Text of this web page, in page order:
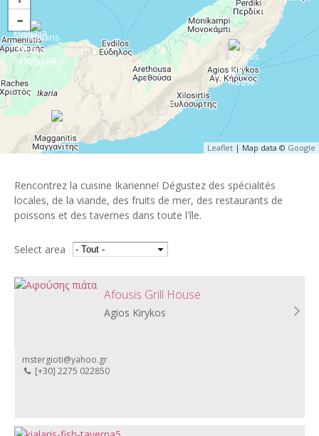
-
Leaflet | Map data © Google
Rencontrez la cuisine Ikarienne! Dégustez des spécialités
locales, de la viande, des fruits de mer, des restaurants de
poissons et des tavernes dans toute l'île.
Select area
Afousis Grill House
Agios Kirykos
mstergioti@yahoo.gr
[+30] 2275 022850